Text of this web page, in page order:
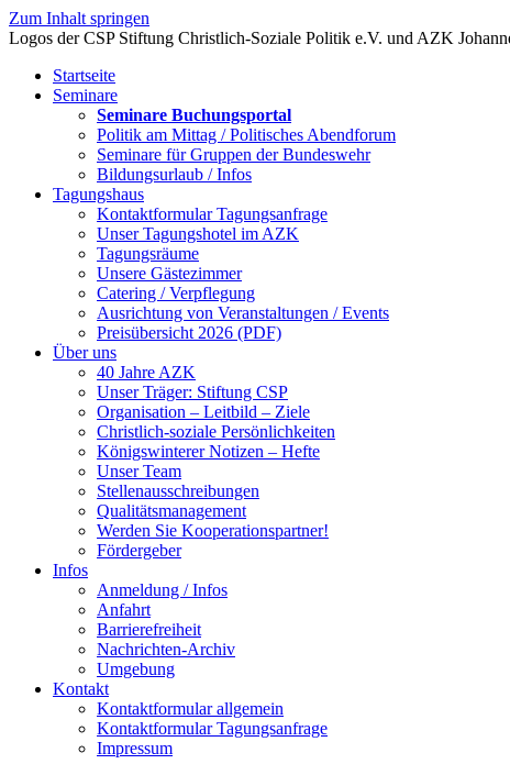
Zum Inhalt springen
Startseite
Seminare
Seminare Buchungsportal
Politik am Mittag / Politisches Abendforum
Seminare für Gruppen der Bundeswehr
Bildungsurlaub / Infos
Tagungshaus
Kontaktformular Tagungsanfrage
Unser Tagungshotel im AZK
Tagungsräume
Unsere Gästezimmer
Catering / Verpflegung
Ausrichtung von Veranstaltungen / Events
Preisübersicht 2026 (PDF)
Über uns
40 Jahre AZK
Unser Träger: Stiftung CSP
Organisation – Leitbild – Ziele
Christlich-soziale Persönlichkeiten
Königswinterer Notizen – Hefte
Unser Team
Stellenausschreibungen
Qualitätsmanagement
Werden Sie Kooperationspartner!
Fördergeber
Infos
Anmeldung / Infos
Anfahrt
Barrierefreiheit
Nachrichten-Archiv
Umgebung
Kontakt
Kontaktformular allgemein
Kontaktformular Tagungsanfrage
Impressum